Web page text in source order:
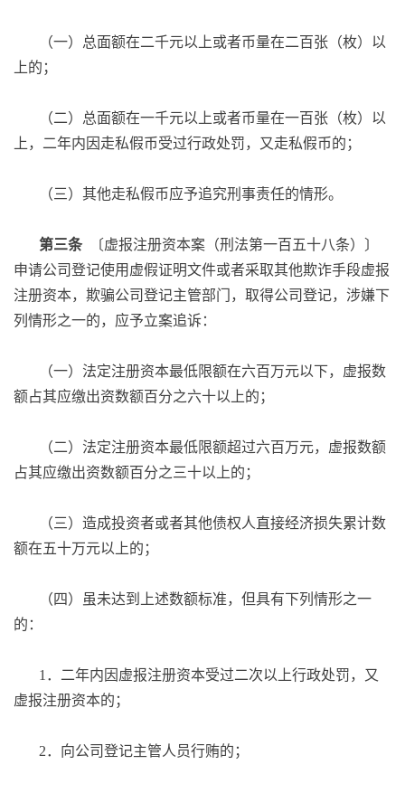
（一）总面额在二千元以上或者币量在二百张（枚）以
上的；
（二）总面额在一千元以上或者币量在一百张（枚）以
上，二年内因走私假币受过行政处罚，又走私假币的；
（三）其他走私假币应予追究刑事责任的情形。
第三条 〔虚报注册资本案（刑法第一百五十八条）〕
申请公司登记使用虚假证明文件或者采取其他欺诈手段虚报
注册资本，欺骗公司登记主管部门，取得公司登记，涉嫌下
列情形之一的，应予立案追诉：
（一）法定注册资本最低限额在六百万元以下，虚报数
额占其应缴出资数额百分之六十以上的；
（二）法定注册资本最低限额超过六百万元，虚报数额
占其应缴出资数额百分之三十以上的；
（三）造成投资者或者其他债权人直接经济损失累计数
额在五十万元以上的；
（四）虽未达到上述数额标准，但具有下列情形之一
的：
1．二年内因虚报注册资本受过二次以上行政处罚，又
虚报注册资本的；
2．向公司登记主管人员行贿的；